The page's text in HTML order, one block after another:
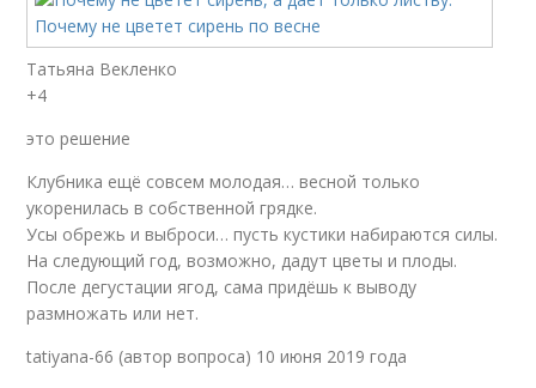
Татьяна Векленко
+4
это решение
Клубника ещё совсем молодая… весной только
укоренилась в собственной грядке.
Усы обрежь и выброси… пусть кустики набираются силы.
На следующий год, возможно, дадут цветы и плоды.
После дегустации ягод, сама придёшь к выводу
размножать или нет.
tatiyana-66 (автор вопроса) 10 июня 2019 года